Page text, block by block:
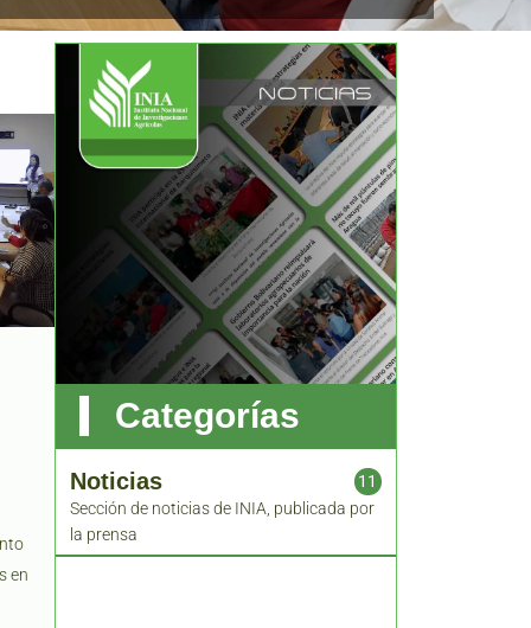
en
Categorías
Noticias
11
1
Sección de noticias de INIA, publicada por
la prensa